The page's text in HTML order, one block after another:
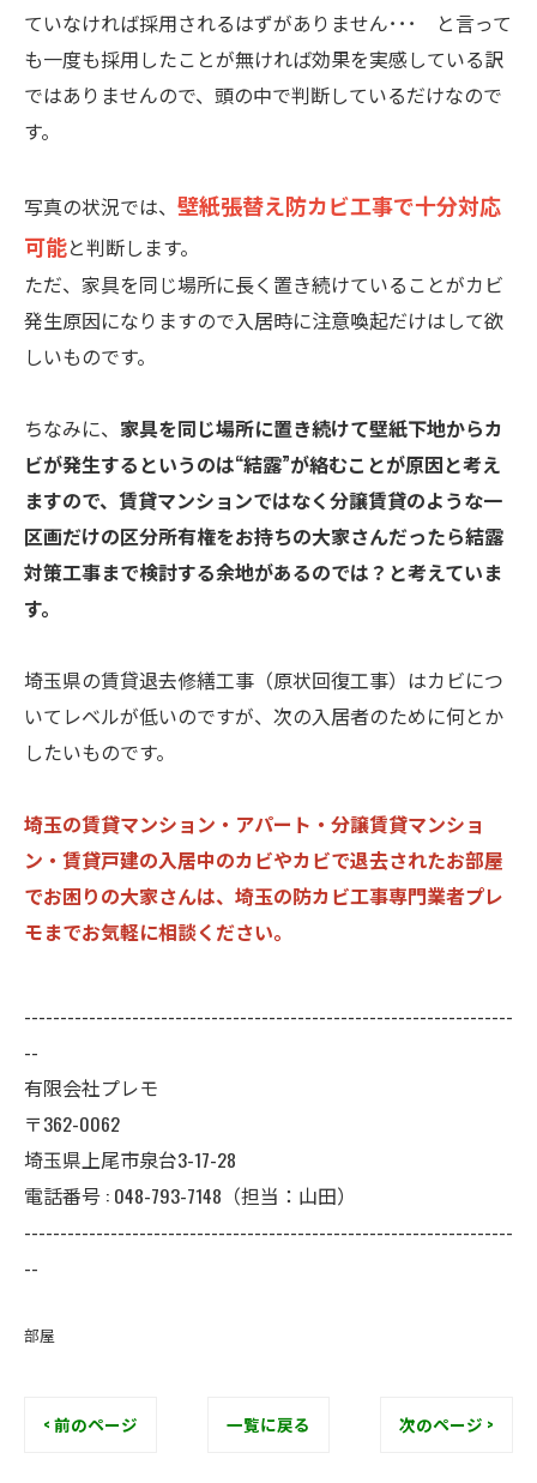
ていなければ採用されるはずがありません･･･ と言って
も一度も採用したことが無ければ効果を実感している訳
ではありませんので、頭の中で判断しているだけなので
す。
写真の状況では、 壁紙張替え防カビ工事で十分対応
可能と判断します。
ただ、家具を同じ場所に長く置き続けていることがカビ
発生原因になりますので入居時に注意喚起だけはして欲
しいものです。
ちなみに、 家具を同じ場所に置き続けて壁紙下地からカ
ビが発生するというのは“結露”が絡むことが原因と考え
ますので、賃貸マンションではなく分譲賃貸のような一
区画だけの区分所有権をお持ちの大家さんだったら結露
対策工事まで検討する余地があるのでは？と考えていま
す。
埼玉県の賃貸退去修繕工事（原状回復工事）はカビにつ
いてレベルが低いのですが、次の入居者のために何とか
したいものです。
埼玉の賃貸マンション・アパート・分譲賃貸マンショ
ン・賃貸戸建の入居中のカビやカビで退去されたお部屋
でお困りの大家さんは、埼玉の防カビ工事専門業者プレ
モまでお気軽に相談ください。
--------------------------------------------------------------------
--
有限会社プレモ
〒362-0062
埼玉県上尾市泉台3-17-28
電話番号 : 048-793-7148（担当：山田）
--------------------------------------------------------------------
--
部屋
< 前のページ 一覧に戻る 次のページ >